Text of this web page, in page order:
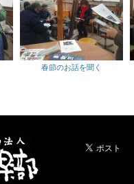
春節のお話を聞く